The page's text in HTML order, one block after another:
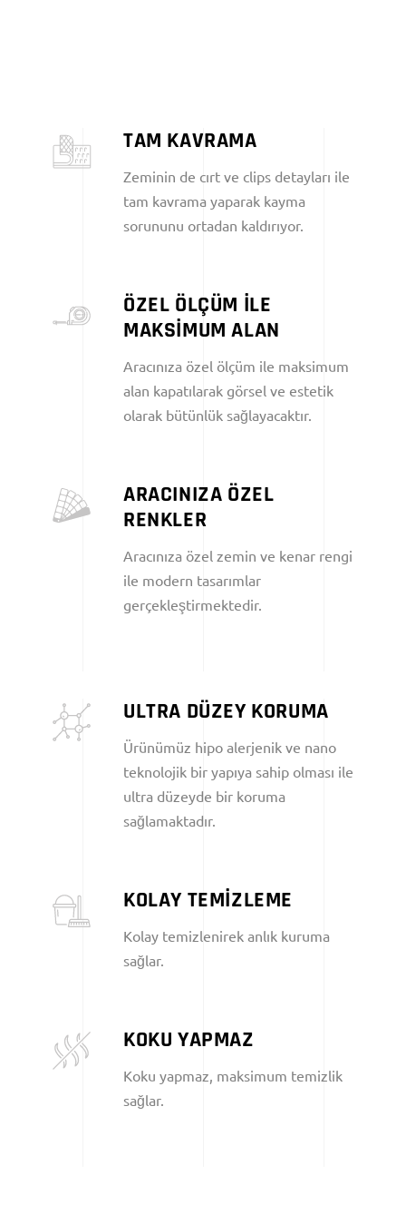
TAM KAVRAMA
Zeminin de cırt ve clips detayları ile
tam kavrama yaparak kayma
sorununu ortadan kaldırıyor.
ÖZEL ÖLÇÜM İLE
MAKSİMUM ALAN
Aracınıza özel ölçüm ile maksimum
alan kapatılarak görsel ve estetik
olarak bütünlük sağlayacaktır.
ARACINIZA ÖZEL
RENKLER
Aracınıza özel zemin ve kenar rengi
ile modern tasarımlar
gerçekleştirmektedir.
ULTRA DÜZEY KORUMA
Ürünümüz hipo alerjenik ve nano
teknolojik bir yapıya sahip olması ile
ultra düzeyde bir koruma
sağlamaktadır.
KOLAY TEMİZLEME
Kolay temizlenirek anlık kuruma
sağlar.
KOKU YAPMAZ
Koku yapmaz, maksimum temizlik
sağlar.